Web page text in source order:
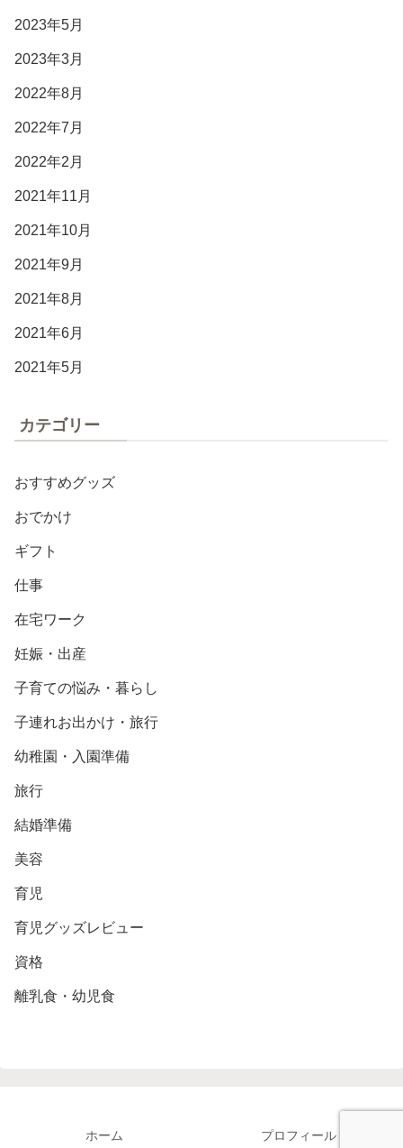
2023年5月
2023年3月
2022年8月
2022年7月
2022年2月
2021年11月
2021年10月
2021年9月
2021年8月
2021年6月
2021年5月
カテゴリー
おすすめグッズ
おでかけ
ギフト
仕事
在宅ワーク
妊娠・出産
子育ての悩み・暮らし
子連れお出かけ・旅行
幼稚園・入園準備
旅行
結婚準備
美容
育児
育児グッズレビュー
資格
離乳食・幼児食
ホーム プロフィール